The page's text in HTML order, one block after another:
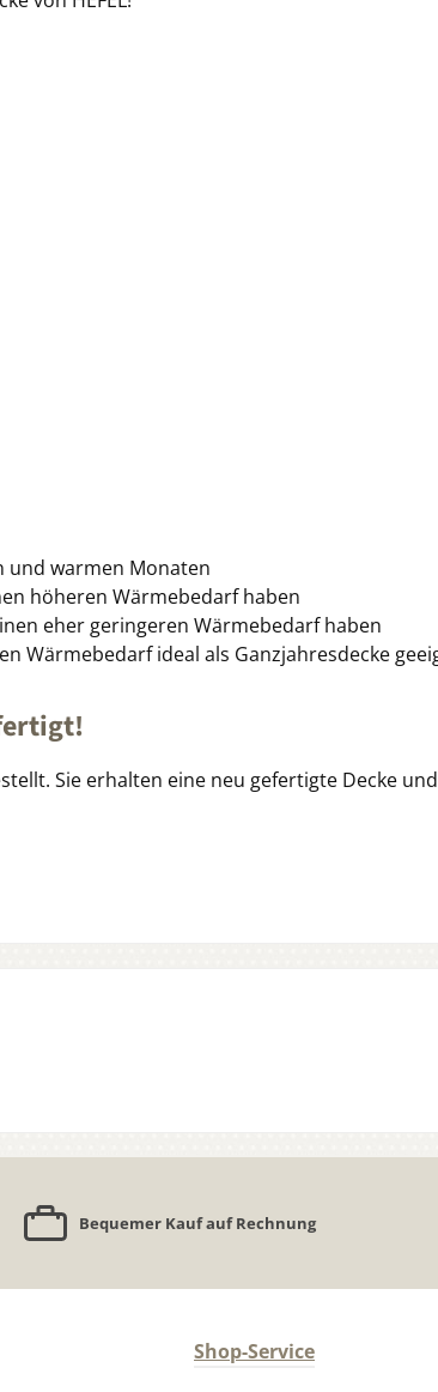
und warmen Monaten
höheren Wärmebedarf haben
eher geringeren Wärmebedarf haben
Wärmebedarf ideal als Ganzjahresdecke
Sie erhalten eine neu gefertigte Decke
Bequemer Kauf auf Rechnung
Shop-Service